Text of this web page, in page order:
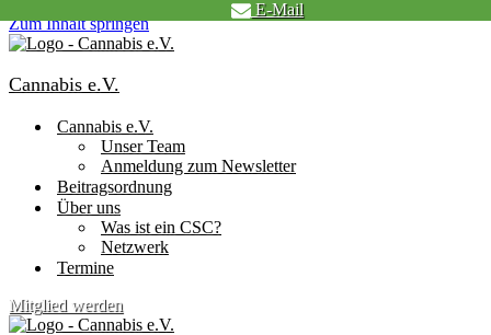
Zum Inhalt springen
E-Mail
Cannabis e.V.
Cannabis e.V.
Unser Team
Anmeldung zum Newsletter
Beitragsordnung
Über uns
Was ist ein CSC?
Netzwerk
Termine
Mitglied werden